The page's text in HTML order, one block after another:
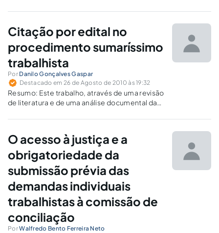
Comissão de Conciliação Prévia é facultativa,
trabalhador ao Poder Judiciário.
Citação por edital no
procedimento sumaríssimo
trabalhista
Por Danilo Gonçalves Gaspar
Destacado em 26 de Agosto de 2010 às 19:32
Resumo: Este trabalho, através de uma revisão
de literatura e de uma análise documental da
demonstrar que a vedação a citação por edital
processo do trabalho não pode representar...
O acesso à justiça e a
obrigatoriedade da
submissão prévia das
demandas individuais
trabalhistas à comissão de
conciliação
PorWalfredo Bento Ferreira Neto